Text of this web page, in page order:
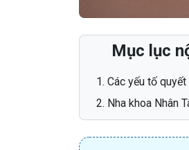
Mục lục
Các yếu tố
Nha khoa Nhân